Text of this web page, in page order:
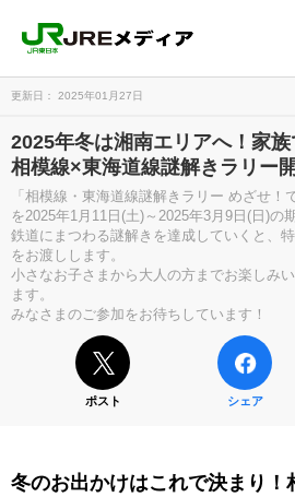
更新日： 2025年01月27日
2025年冬は湘南エリアへ！家
相模線×東海道線謎解きラリー
「相模線・東海道線謎解きラリー めざせ！
を2025年1月11日(土)～2025年3月9日(日)の
鉄道にまつわる謎解きを達成していくと、
をお渡しします。
小さなお子さまから大人の方までお楽しみ
ます。
みなさまのご参加をお待ちしています！
ポスト シェア
冬のお出かけはこれで決まり！